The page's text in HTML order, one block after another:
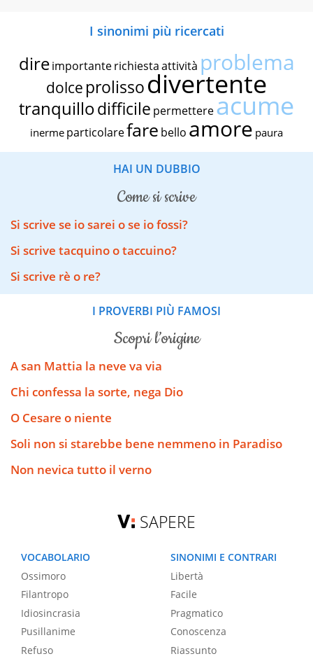
I sinonimi più ricercati
dire importante richiestaattività problema
dolce prolissodivertente
tranquillodifficile permettereacume
inerme particolarefare bello amore paura
HAI UN DUBBIO
come si scrive
Si scrive se io sarei o se io fossi?
Si scrive tacquino o taccuino?
Si scrive rè o re?
I PROVERBI PIÙ FAMOSI
scopri l’origine
A san Mattia la neve va via
Chi confessa la sorte, nega Dio
O Cesare o niente
Soli non si starebbe bene nemmeno in Paradiso
Non nevica tutto il verno
SAPERE
VOCABOLARIO
Ossimoro
Filantropo
Idiosincrasia
Pusillanime
Refuso
SINONIMI E CONTRARI
Libertà
Facile
Pragmatico
Conoscenza
Riassunto